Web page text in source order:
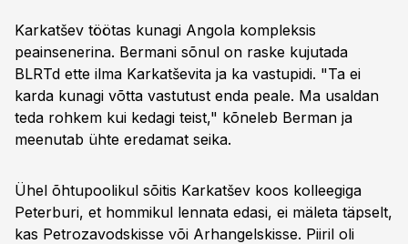
Karkatšev töötas kunagi Angola kompleksis
peainsenerina. Bermani sõnul on raske kujutada
BLRTd ette ilma Karkatševita ja ka vastupidi. "Ta ei
karda kunagi võtta vastutust enda peale. Ma usaldan
teda rohkem kui kedagi teist," kõneleb Berman ja
meenutab ühte eredamat seika.
Ühel õhtupoolikul sõitis Karkatšev koos kolleegiga
Peterburi, et hommikul lennata edasi, ei mäleta täpselt,
kas Petrozavodskisse või Arhangelskisse. Piiril oli